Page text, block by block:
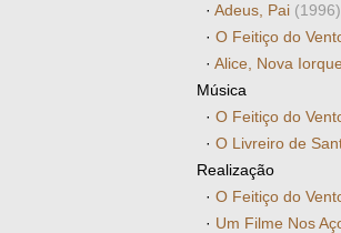
· Adeus, Pai (1996)
· O Feitiço do
· Alice, Nova
Música
· O Feitiço do
· O Livreiro de
Realização
· O Feitiço do
· Um Filme Nos